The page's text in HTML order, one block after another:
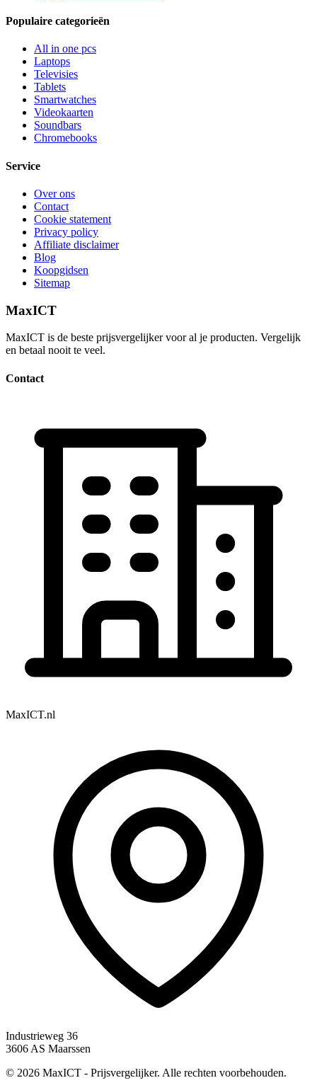
Populaire categorieën
All in one pcs
Laptops
Televisies
Tablets
Smartwatches
Videokaarten
Soundbars
Chromebooks
Service
Over ons
Contact
Cookie statement
Privacy policy
Affiliate disclaimer
Blog
Koopgidsen
Sitemap
MaxICT
MaxICT is de beste prijsvergelijker voor al je producten. Vergelijk
en betaal nooit te veel.
Contact
MaxICT.nl
Industrieweg 36
3606 AS Maarssen
© 2026 MaxICT - Prijsvergelijker. Alle rechten voorbehouden.